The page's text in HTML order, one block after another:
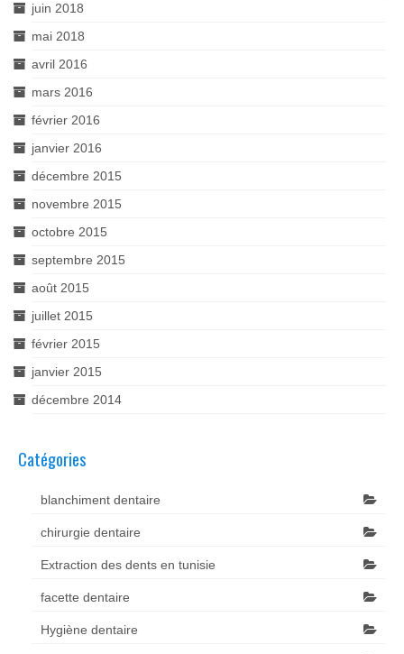
juin 2018
mai 2018
avril 2016
mars 2016
février 2016
janvier 2016
décembre 2015
novembre 2015
octobre 2015
septembre 2015
août 2015
juillet 2015
février 2015
janvier 2015
décembre 2014
Catégories
blanchiment dentaire
chirurgie dentaire
Extraction des dents en tunisie
facette dentaire
Hygiène dentaire